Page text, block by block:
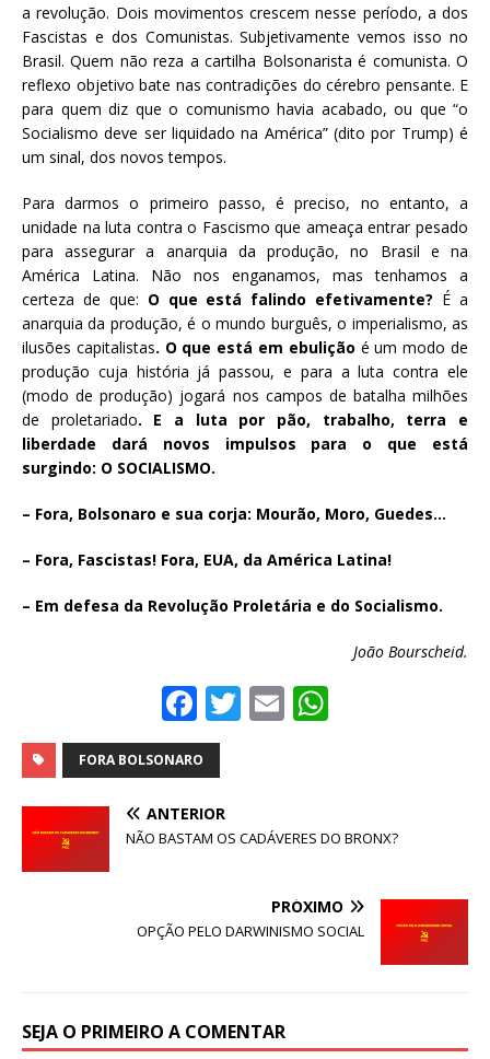
a revolução. Dois movimentos crescem nesse período, a dos
Fascistas e dos Comunistas. Subjetivamente vemos isso no
Brasil. Quem não reza a cartilha Bolsonarista é comunista. O
reflexo objetivo bate nas contradições do cérebro pensante. E
para quem diz que o comunismo havia acabado, ou que “o
Socialismo deve ser liquidado na América” (dito por Trump) é
um sinal, dos novos tempos.
Para darmos o primeiro passo, é preciso, no entanto, a
unidade na luta contra o Fascismo que ameaça entrar pesado
para assegurar a anarquia da produção, no Brasil e na
América Latina. Não nos enganamos, mas tenhamos a
certeza de que: O que está falindo efetivamente? É a
anarquia da produção, é o mundo burguês, o imperialismo, as
ilusões capitalistas. O que está em ebulição é um modo de
produção cuja história já passou, e para a luta contra ele
(modo de produção) jogará nos campos de batalha milhões
de proletariado. E a luta por pão, trabalho, terra e
liberdade dará novos impulsos para o que está
surgindo: O SOCIALISMO.
– Fora, Bolsonaro e sua corja: Mourão, Moro, Guedes…
– Fora, Fascistas! Fora, EUA, da América Latina!
– Em defesa da Revolução Proletária e do Socialismo.
João Bourscheid.
F
a
c
e
b
k
T
r
E
A
p
FORA BOLSONARO
ANTERIOR
NÃO BASTAM OS CADÁVERES DO BRONX?
PRÓXIMO
OPÇÃO PELO DARWINISMO SOCIAL
SEJA O PRIMEIRO A COMENTAR